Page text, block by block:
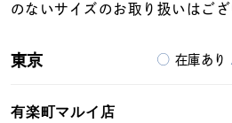
のないサイズのお取り扱いはござ
○ 在庫あり
東京
有楽町マルイ店